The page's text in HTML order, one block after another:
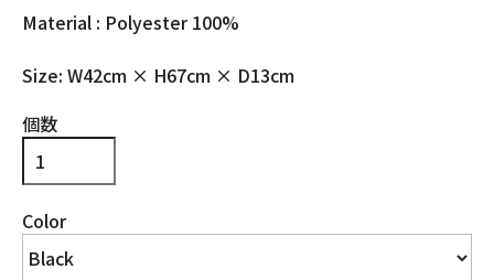
Material : Polyester 100%
Size: W42cm × H67cm × D13cm
個数
Color